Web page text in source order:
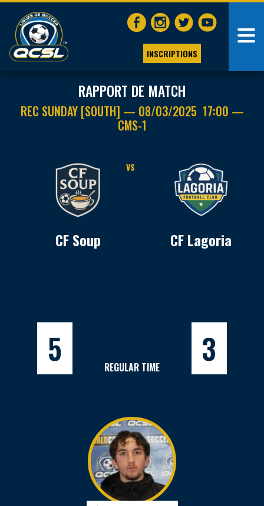
INSCRIPTIONS
RAPPORT DE MATCH
REC SUNDAY [SOUTH] — 08/03/2025 17:00 —
CMS-1
CF Soup
VS
CF Lagoria
5 REGULAR TIME 3